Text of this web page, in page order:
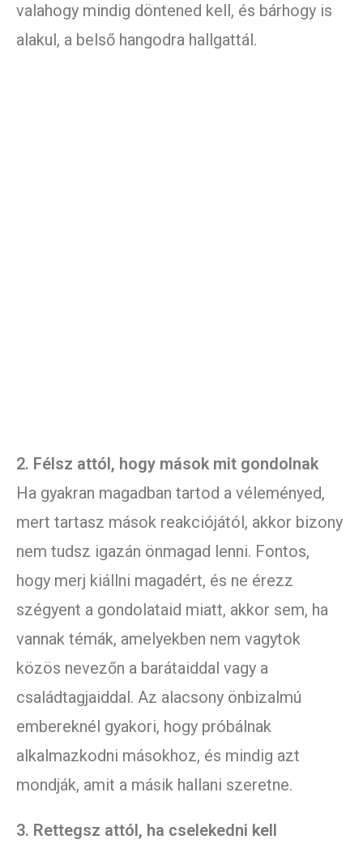
valahogy mindig döntened kell, és bárhogy is
alakul, a belső hangodra hallgattál.
2. Félsz attól, hogy mások mit gondolnak
Ha gyakran magadban tartod a véleményed,
mert tartasz mások reakciójától, akkor bizony
nem tudsz igazán önmagad lenni. Fontos,
hogy merj kiállni magadért, és ne érezz
szégyent a gondolataid miatt, akkor sem, ha
vannak témák, amelyekben nem vagytok
közös nevezőn a barátaiddal vagy a
családtagjaiddal. Az alacsony önbizalmú
embereknél gyakori, hogy próbálnak
alkalmazkodni másokhoz, és mindig azt
mondják, amit a másik hallani szeretne.
3. Rettegsz attól, ha cselekedni kell